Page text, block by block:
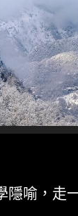
隱喻，走